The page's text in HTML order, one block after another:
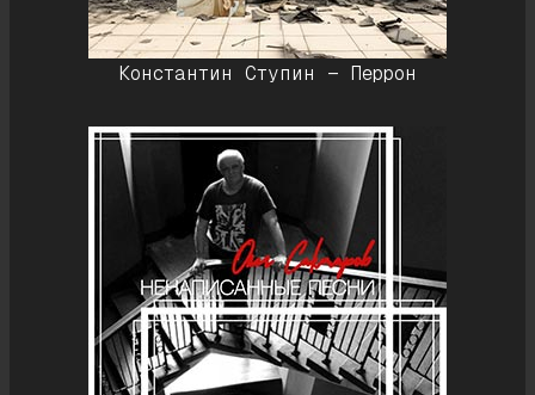
Константин Ступин — Перрон